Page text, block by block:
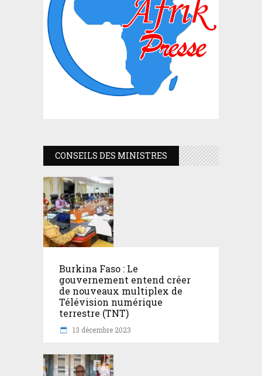
CONSEILS DES MINISTRES
Burkina Faso : Le
gouvernement entend créer
de nouveaux multiplex de
Télévision numérique
terrestre (TNT)
13 décembre 2023